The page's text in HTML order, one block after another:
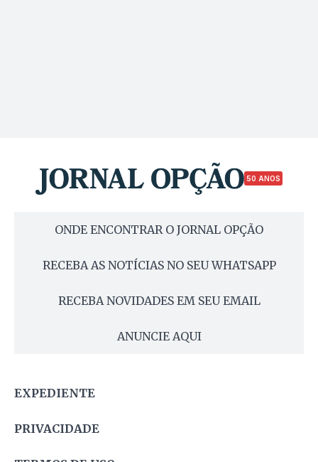
50 ANOS
ONDE ENCONTRAR O JORNAL OPÇÃO
RECEBA AS NOTÍCIAS NO SEU WHATSAPP
RECEBA NOVIDADES EM SEU EMAIL
ANUNCIE AQUI
EXPEDIENTE
PRIVACIDADE